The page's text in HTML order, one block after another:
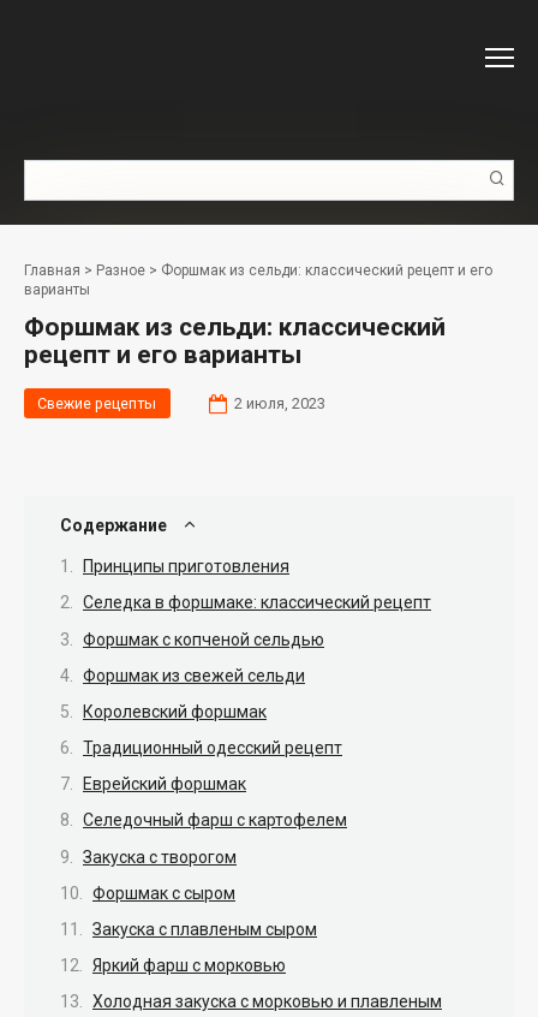
Главная > Разное > Форшмак из сельди: классический рецепт и его
варианты
Форшмак из сельди: классический
рецепт и его варианты
Свежие рецепты 2 июля, 2023
Содержание
Принципы приготовления
Селедка в форшмаке: классический рецепт
Форшмак с копченой сельдью
Форшмак из свежей сельди
Королевский форшмак
Традиционный одесский рецепт
Еврейский форшмак
Селедочный фарш с картофелем
Закуска с творогом
Форшмак с сыром
Закуска с плавленым сыром
Яркий фарш с морковью
Холодная закуска с морковью и плавленым